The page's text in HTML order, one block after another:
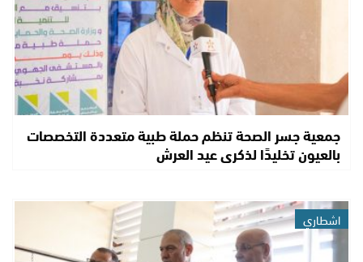
جمعية جسر الصحة تنظم حملة طبية متعددة التخصصات
بالعيون تخليدًا لذكرى عيد العرش
اشطاري